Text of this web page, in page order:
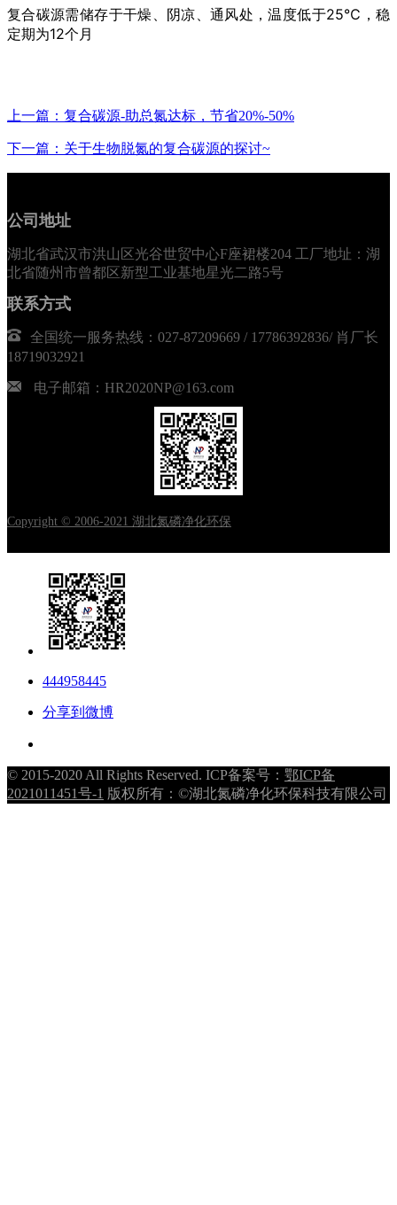
复合碳源需储存于干燥、阴凉、通风处，温度低于25℃，稳
定期为12个月
上一篇：复合碳源-助总氮达标，节省20%-50%
下一篇：关于生物脱氮的复合碳源的探讨~
公司地址
湖北省武汉市洪山区光谷世贸中心F座裙楼204 工厂地址：湖
北省随州市曾都区新型工业基地星光二路5号
联系方式
全国统一服务热线：027-87209669 / 17786392836/ 肖厂长
18719032921
电子邮箱：HR2020NP@163.com
Copyright © 2006-2021 湖北氮磷净化环保
444958445
分享到微博
© 2015-2020 All Rights Reserved. ICP备案号： 鄂ICP备
2021011451号-1 版权所有：©湖北氮磷净化环保科技有限公司